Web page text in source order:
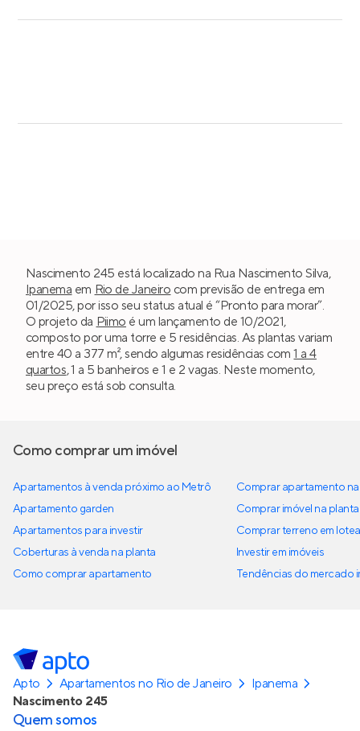
Nascimento 245 está localizado na Rua Nascimento Silva,
Ipanema em Rio de Janeiro com previsão de entrega em
01/2025, por isso seu status atual é “Pronto para morar”.
O projeto da Piimo é um lançamento de 10/2021,
composto por uma torre e 5 residências. As plantas variam
entre 40 a 377 m², sendo algumas residências com1 a 4
quartos, 1 a 5 banheiros e 1 e 2 vagas. Neste momento,
seu preço está sob consulta.
Como comprar um imóvel
Apartamentos à venda próximo ao Metrô
Apartamento garden
Apartamentos para investir
Coberturas à venda na planta
Como comprar apartamento
Comprar apartamento
Comprar imóvel na planta
Comprar terreno em
Investir em imóveis
Tendências do mercado
Apto Apartamentos no Rio de Janeiro
Ipanema
Nascimento 245
Quem somos